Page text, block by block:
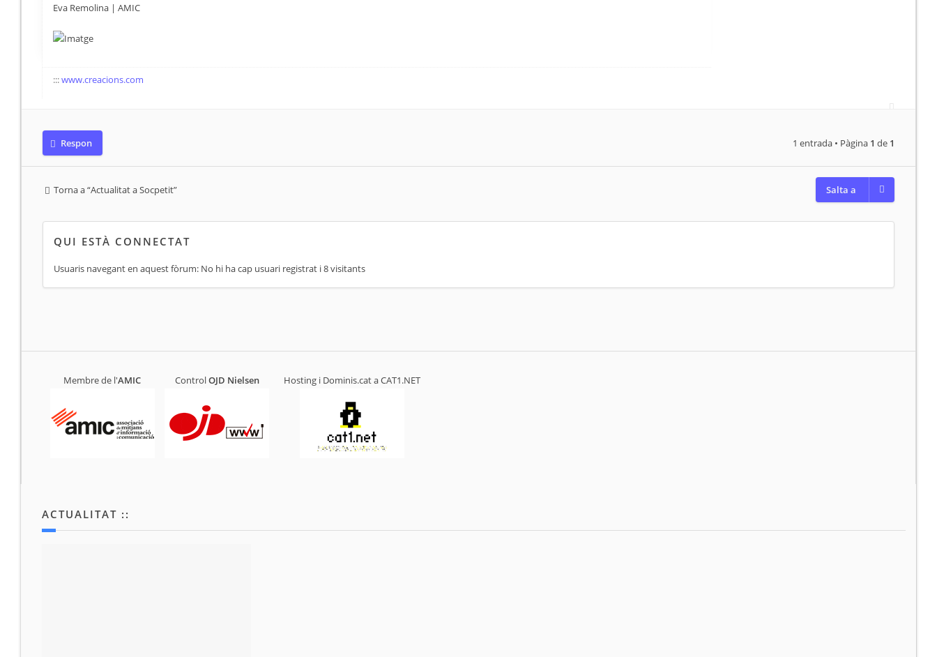
Eva Remolina | AMIC
:::www.creacions.com
Respon 1 entrada • Pàgina 1 de 1
Torna a “Actualitat a Socpetit” Salta a
QUI ESTÀ CONNECTAT
Usuaris navegant en aquest fòrum: No hi ha cap usuari registrat i 8 visitants
Membre de l'AMIC ControlOJD Nielsen Hosting i Dominis.cat aCAT1.NET
ACTUALITAT ::